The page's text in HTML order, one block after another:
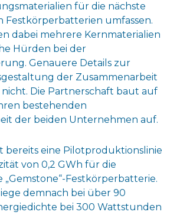
für die nächste
Festkörperbatterien umfassen.
dabei mehrere Kernmaterialien
Hürden bei der
Genauere Details zur
der Zusammenarbeit
Die Partnerschaft baut auf
bestehenden
der beiden Unternehmen auf.
bereits eine Pilotproduktionslinie
von 0,2 GWh für die
„Gemstone“-Festkörperbatterie.
demnach bei über 90
bei 300 Wattstunden